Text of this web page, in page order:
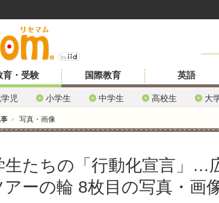
育・受験
児 小学生 中学生 高校生 大
国際教育 英語
› 写真・画像
生たちの「行動化宣言」…
ーの輪 8枚目の写真・画